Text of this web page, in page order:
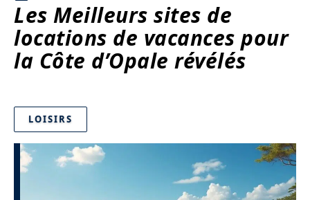
Les Meilleurs sites de
locations de vacances pour
la Côte d’Opale révélés
LOISIRS